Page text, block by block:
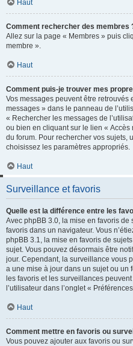
Haut
Comment rechercher des membres
Allez sur la page « Membres » puis
membre ».
Haut
Comment puis-je trouver mes
Vos messages peuvent être retrouvés
messages » dans le panneau de
« Rechercher les messages de
ou bien en cliquant sur le lien «
du forum. Pour rechercher vos sujets,
choisissez les paramètres appropriés.
Haut
Surveillance et favoris
Quelle est la différence entre les
Avec phpBB 3.0, la mise en favoris de
favoris dans un navigateur. Vous
phpBB 3.1, la mise en favoris de
sujet. Vous pouvez désormais être
jour. Cependant, la surveillance vous
a une mise à jour dans un sujet ou un
les favoris et les surveillances
l’utilisateur dans l’onglet «
Haut
Comment mettre en favoris ou
Vous pouvez ajouter aux favoris ou